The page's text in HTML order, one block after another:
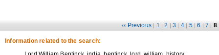
‹‹ Previous | 1 | 2 | 3 | 4 | 5 | 6 | 7 | 8
Information related to the search: